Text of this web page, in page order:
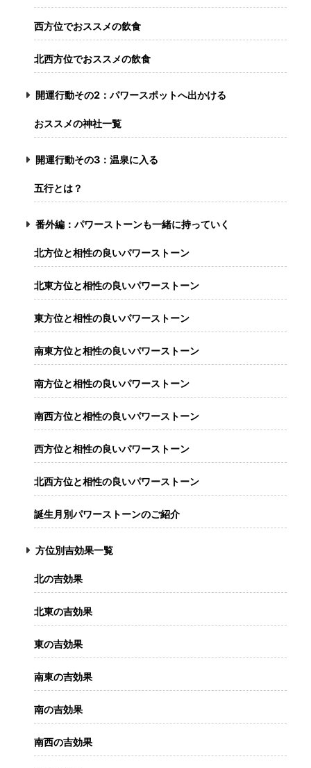
西方位でおススメの飲食
北西方位でおススメの飲食
開運行動その2：パワースポットへ出かける
おススメの神社一覧
開運行動その3：温泉に入る
五行とは？
番外編：パワーストーンも一緒に持っていく
北方位と相性の良いパワーストーン
北東方位と相性の良いパワーストーン
東方位と相性の良いパワーストーン
南東方位と相性の良いパワーストーン
南方位と相性の良いパワーストーン
南西方位と相性の良いパワーストーン
西方位と相性の良いパワーストーン
北西方位と相性の良いパワーストーン
誕生月別パワーストーンのご紹介
方位別吉効果一覧
北の吉効果
北東の吉効果
東の吉効果
南東の吉効果
南の吉効果
南西の吉効果